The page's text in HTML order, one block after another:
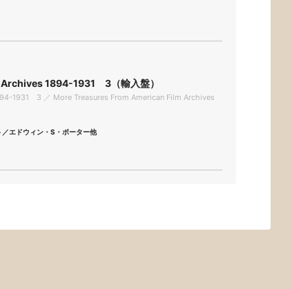
1894-1931 3（輸入盤）
1931 3 ／ More Treasures From American Film Archives
エドウィン・S・ポーター他